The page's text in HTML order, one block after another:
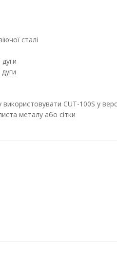
сталі
CUT-100S у
металу або сітки